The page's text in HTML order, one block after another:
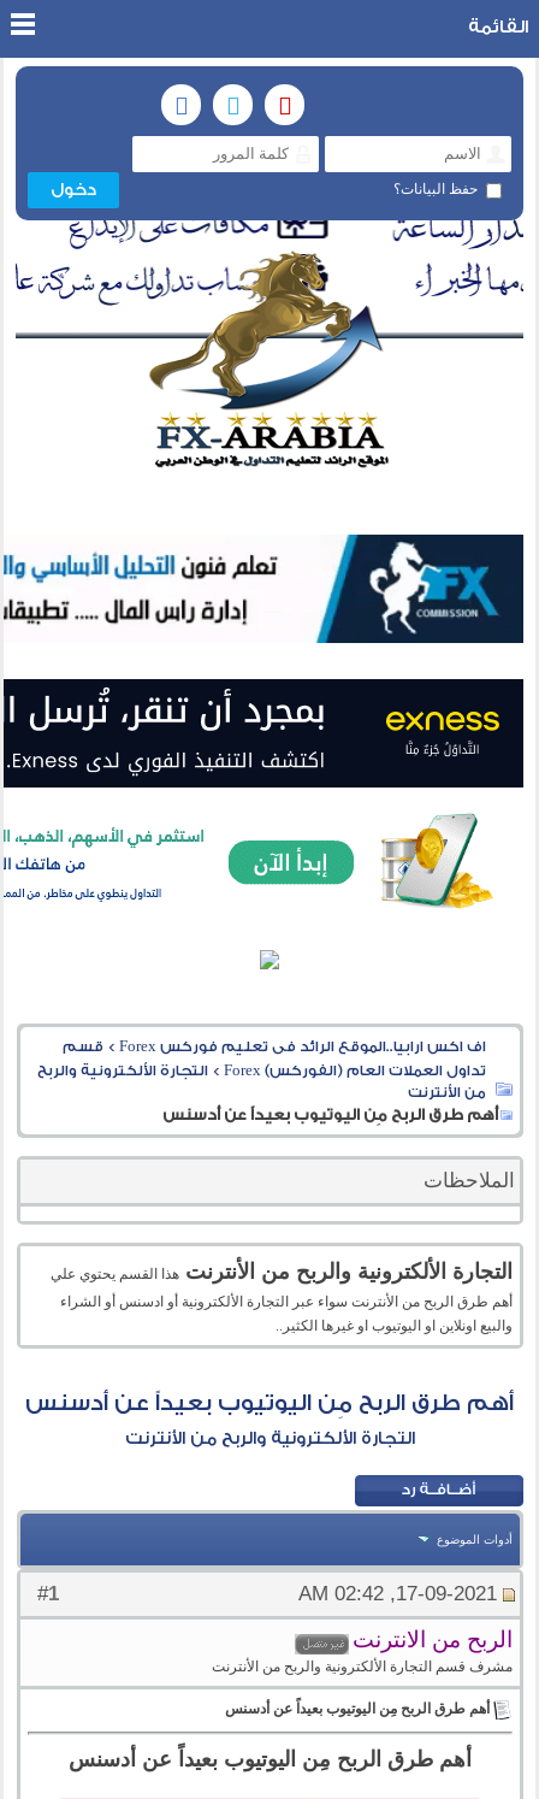
حفظ البيانات؟
القائمة
اف اكس ارابيا..الموقع الرائد فى تعليم فوركس Forex > قسم
تداول العملات العام (الفوركس) Forex
>التجارة الألكترونية والربح
من الأنترنت
أهم طرق الربح مِن اليوتيوب بعيداً عن أدسنس
الملاحظات
التجارة الألكترونية والربح من الأنترنت هذا القسم يحتوي علي
أهم طرق الربح من الأنترنت سواء عبر التجارة الألكترونية أو ادسنس أو الشراء
والبيع اونلاين او اليوتيوب او غيرها الكثير..
أهم طرق الربح مِن اليوتيوب بعيداً عن أدسنس
التجارة الألكترونية والربح من الأنترنت
أدوات الموضوع
#
1 17-09-2021, 02:42 AM
الربح من الانترنت
مشرف قسم التجارة الألكترونية والربح من الأنترنت
أهم طرق الربح مِن اليوتيوب بعيداً عن أدسنس
أهم طرق الربح مِن اليوتيوب بعيداً عن أدسنس